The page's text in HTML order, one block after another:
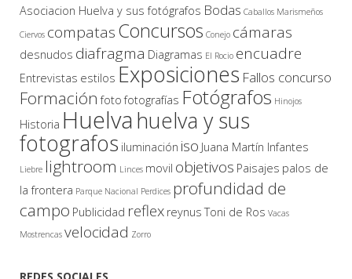
Asociacion Huelva y sus fotógrafos Bodas Caballos Marismeños
Ciervos compatasConcursos Conejo cámaras
desnudos diafragma Diagramas El Rocio encuadre
Entrevistas estilos Exposiciones Fallos concurso
Formación foto fotografías Fotógrafos Hinojos
Historia Huelvahuelva y sus
fotografos iluminación iso Juana Martín Infantes
Liebre lightroom Linces movil objetivos Paisajes palos de
la frontera Parque Nacional Perdices profundidad de
campo Publicidad reflex reynus Toni de Ros Vacas
Mostrencas velocidad Zorro